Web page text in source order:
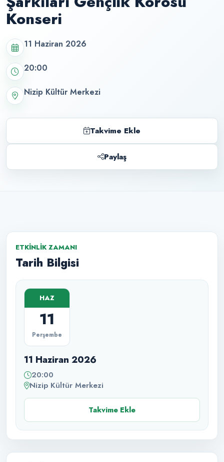
Konseri
11 Haziran 2026
20:00
Nizip Kültür Merkezi
Takvime Ekle
Paylaş
ETKINLIK ZAMANI
Tarih Bilgisi
HAZ
11
Perşembe
11 Haziran 2026
20:00
Nizip Kültür Merkezi
Takvime Ekle